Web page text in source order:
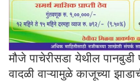
मौजे पाचेरीसडा येथील पानबुडी
वादळी वाऱ्यामुळे काजूच्या